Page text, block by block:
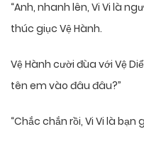
“Anh, nhanh lên, Vi Vi là
thúc giục Vệ Hành.
Vệ Hành cười đùa với Vệ
tên em vào đâu đâu?”
“Chắc chắn rồi, Vi Vi là bạn